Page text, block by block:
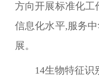
方向开展标准化工
信息化水平,服务
展。
14生物特征识